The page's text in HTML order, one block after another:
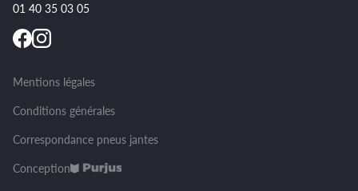
01 40 35 03 05
Mentions légales
Conditions générales
Correspondance pneus jantes
Conception